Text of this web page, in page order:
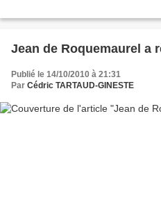
Jean de Roquemaurel a
Publié le 14/10/2010 à 21:31
Par Cédric TARTAUD-GINESTE